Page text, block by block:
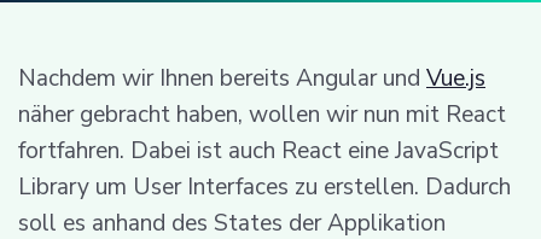
Nachdem wir Ihnen bereits Angular und Vue.js
näher gebracht haben, wollen wir nun mit React
fortfahren. Dabei ist auch React eine JavaScript
Library um User Interfaces zu erstellen. Dadurch
soll es anhand des States der Applikation